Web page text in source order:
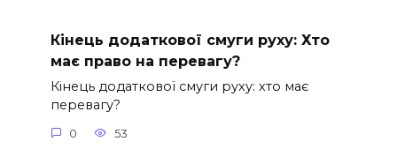
Кінець додаткової смуги руху: Хто
має право на перевагу?
Кінець додаткової смуги руху: хто має
перевагу?
0 53